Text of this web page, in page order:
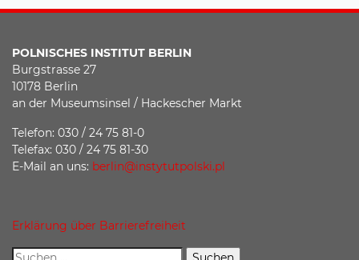
POLNISCHES INSTITUT BERLIN
Burgstrasse 27
10178 Berlin
an der Museumsinsel / Hackescher Markt
Telefon: 030 / 24 75 81-0
Telefax: 030 / 24 75 81-30
E-Mail an uns: berlin@instytutpolski.pl
Erklärung über Barrierefreiheit